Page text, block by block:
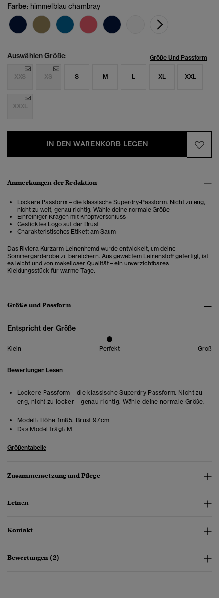
Farbe: himmelblau chambray
Auswählen Größe: Größe Und Passform
XXS XS S M L XL XXL
XXXL
IN DEN WARENKORB LEGEN
Anmerkungen der Redaktion
Lockere Passform – die klassische Superdry-Passform. Nicht zu eng,
nicht zu weit, genau richtig. Wähle deine normale Größe
Einreihiger Kragen mit Knopfverschluss
Gesticktes Logo auf der Brust
Charakteristisches Etikett am Saum
Das Riviera Kurzarm-Leinenhemd wurde entwickelt, um deine
Sommergarderobe zu bereichern. Aus gewebtem Leinenstoff gefertigt, ist
es leicht und von makelloser Qualität – ein unverzichtbares
Kleidungsstück für warme Tage.
Größe und Passform
Entspricht der Größe
Klein Perfekt Groß
Bewertungen Lesen
Lockere Passform – die klassische Superdry Passform. Nicht zu
eng, nicht zu locker – genau richtig. Wähle deine normale Größe.
Modell: Höhe 1m85. Brust 97cm
Das Model trägt: M
Größentabelle
Zusammensetzung und Pflege
Leinen
Kontakt
Bewertungen (2)